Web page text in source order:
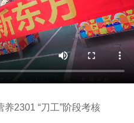
2301 “刀工”阶段考核